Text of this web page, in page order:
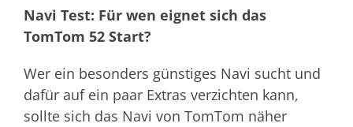
Navi Test: Für wen eignet sich das
TomTom 52 Start?
Wer ein besonders günstiges Navi sucht und
dafür auf ein paar Extras verzichten kann,
sollte sich das Navi von TomTom näher